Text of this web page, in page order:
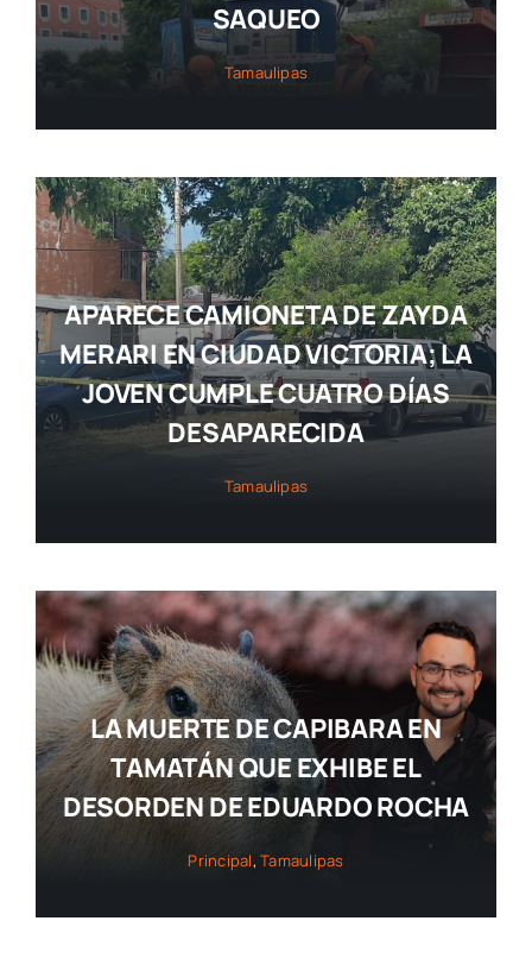
SAQUEO
Tamaulipas
APARECE CAMIONETA DE ZAYDA
MERARI EN CIUDAD VICTORIA; LA
JOVEN CUMPLE CUATRO DÍAS
DESAPARECIDA
Tamaulipas
LA MUERTE DE CAPIBARA EN
TAMATÁN QUE EXHIBE EL
DESORDEN DE EDUARDO ROCHA
Principal,Tamaulipas